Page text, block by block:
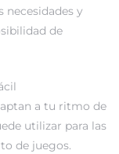
necesidades y
de
a tu ritmo de
utilizar para las
de juegos.